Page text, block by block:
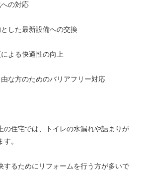
の対応
した最新設備への交換
よる快適性の向上
な方のためのバリアフリー対応
の住宅では、トイレの水漏れや詰まりが
。
するためにリフォームを行う方が多いで